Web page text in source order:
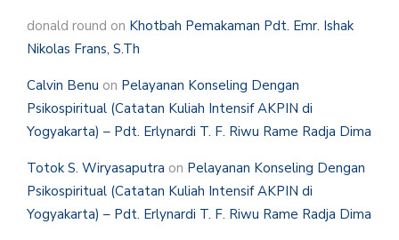
donald round on Khotbah Pemakaman Pdt. Emr. Ishak
Nikolas Frans, S.Th
Calvin Benu on Pelayanan Konseling Dengan
Psikospiritual (Catatan Kuliah Intensif AKPIN di
Yogyakarta) – Pdt. Erlynardi T. F. Riwu Rame Radja Dima
Totok S. Wiryasaputra on Pelayanan Konseling Dengan
Psikospiritual (Catatan Kuliah Intensif AKPIN di
Yogyakarta) – Pdt. Erlynardi T. F. Riwu Rame Radja Dima